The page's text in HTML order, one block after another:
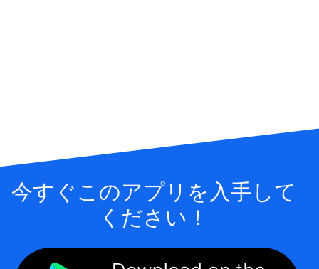
今すぐこのアプリを入手して
ください！